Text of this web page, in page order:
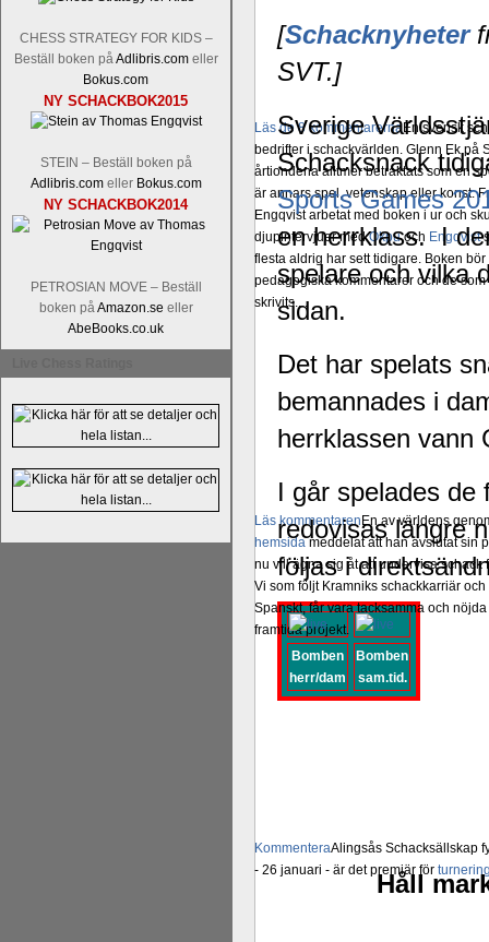
CHESS STRATEGY FOR KIDS –
Beställ boken påAdlibris.comeller
Bokus.com
NY SCHACKBOK2015
STEIN – Beställ boken på
Adlibris.comeller Bokus.com
NY SCHACKBOK2014
PETROSIAN MOVE – Beställ
boken påAmazon.se eller
AbeBooks.co.uk
Läs de 8 kommentarernaEn svensk
bedrifter i schackvärlden. Glenn Ek på
årtiondena alltmer betraktats som en
är annars spel, vetenskap eller konst.
Engqvist arbetat med boken i ur och
djupintervjuer medOkpuoch Engqvist
flesta aldrig har sett tidigare. Boken
pedagogiska kommentarer och de
skrivits....
Läs kommentaren En av världens
hemsidameddelat att han avslutat sin
nu vill ägna sig åt att undervisa
Vi som följt Kramniks schackkarriär
Spanskt, får vara tacksamma och
framtida projekt.
KommenteraAlingsås Schacksällskap
- 26 januari - är det premiär för
[Schacknyheter
SVT.]
Sverige
Schacksnack
Sports Games
en herrklass. I
spelare och vilka
sidan.
Det har spelats
bemannades i
herrklassen vann
I går spelades de
redovisas längre
följas i
Bomben
herr/dam
Bomben
sam.tid.
Håll